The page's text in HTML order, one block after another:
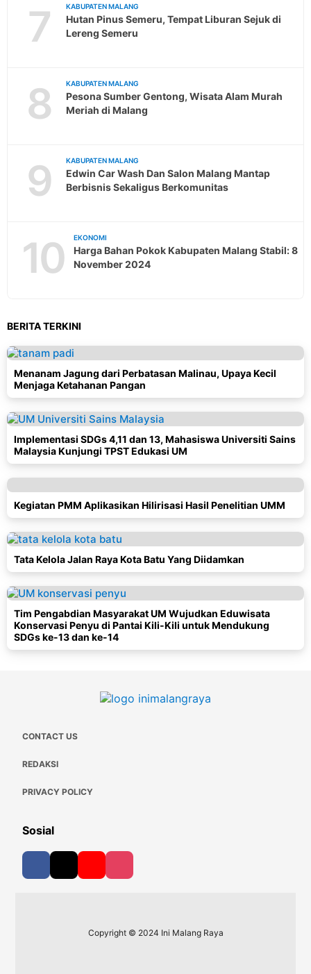
7 KABUPATEN MALANG
Hutan Pinus Semeru, Tempat Liburan Sejuk di
Lereng Semeru
8 KABUPATEN MALANG
Pesona Sumber Gentong, Wisata Alam Murah
Meriah di Malang
9 KABUPATEN MALANG
Edwin Car Wash Dan Salon Malang Mantap
Berbisnis Sekaligus Berkomunitas
10 EKONOMI
Harga Bahan Pokok Kabupaten Malang Stabil: 8
November 2024
BERITA TERKINI
Menanam Jagung dari Perbatasan Malinau, Upaya Kecil
Menjaga Ketahanan Pangan
Implementasi SDGs 4,11 dan 13, Mahasiswa Universiti Sains
Malaysia Kunjungi TPST Edukasi UM
Kegiatan PMM Aplikasikan Hilirisasi Hasil Penelitian UMM
Tata Kelola Jalan Raya Kota Batu Yang Diidamkan
Tim Pengabdian Masyarakat UM Wujudkan Eduwisata
Konservasi Penyu di Pantai Kili-Kili untuk Mendukung
SDGs ke-13 dan ke-14
CONTACT US
REDAKSI
PRIVACY POLICY
Sosial
Copyright © 2024 Ini Malang Raya